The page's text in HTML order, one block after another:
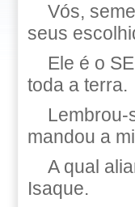
Vós,
seus
Ele é o
toda a terra.
Lembrou-
mandou a
A qual
Isaque.